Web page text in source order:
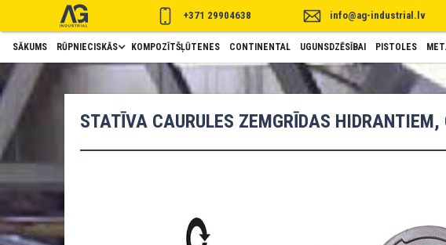
+371 29904638 info@ag-industrial.lv
SĀKUMS RŪPNIECISKĀS KOMPOZĪTŠĻŪTENES CONTINENTAL UGUNSDZĒSĪBAI PISTOLES
STATĪVA CAURULES ZEMGRĪDAS